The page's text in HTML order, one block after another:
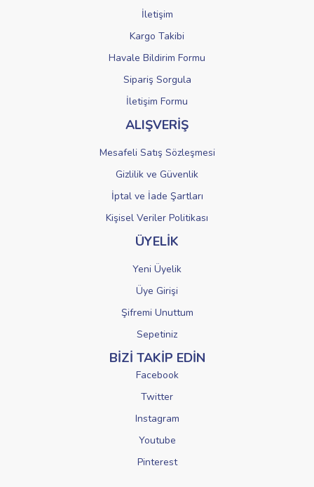
Gönder
İletişim
Kargo Takibi
Havale Bildirim Formu
Sipariş Sorgula
İletişim Formu
ALIŞVERİŞ
Mesafeli Satış Sözleşmesi
Gizlilik ve Güvenlik
İptal ve İade Şartları
Kişisel Veriler Politikası
ÜYELİK
Yeni Üyelik
Üye Girişi
Şifremi Unuttum
Sepetiniz
BİZİ TAKİP EDİN
Facebook
Twitter
Instagram
Youtube
Pinterest